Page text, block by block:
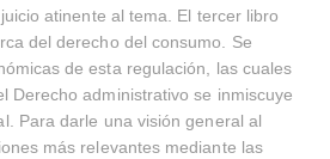
atinente al tema. El tercer libro
del derecho del consumo. Se
de esta regulación, las cuales
Derecho administrativo se inmiscuye
Para darle una visión general al
más relevantes mediante las